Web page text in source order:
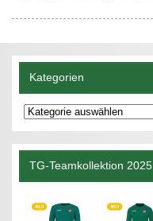
Kategorien
Kategorien
TG-Teamkollektion 2025